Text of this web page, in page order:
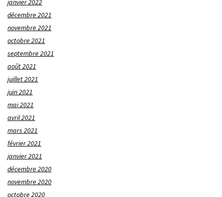
janvier 2022
décembre 2021
novembre 2021
octobre 2021
septembre 2021
août 2021
juillet 2021
juin 2021
mai 2021
avril 2021
mars 2021
février 2021
janvier 2021
décembre 2020
novembre 2020
octobre 2020